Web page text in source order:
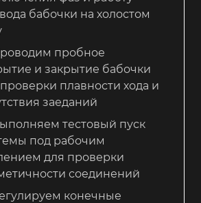
бабочки на холостом
пробное
и закрытие бабочки
плавности хода и
заеданий
тестовый пуск
под рабочим
для проверки
соединений
конечные